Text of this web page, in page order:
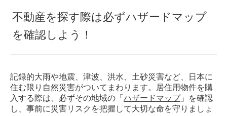
不動産を探す際は必ずハザードマップ
を確認しよう！
記録的大雨や地震、津波、洪水、土砂災害など、日本に
住む限り自然災害がついてまわります。居住用物件を購
入する際は、必ずその地域の「 ハザードマップ」を確認
し、事前に災害リスクを把握して大切な命を守りましょ